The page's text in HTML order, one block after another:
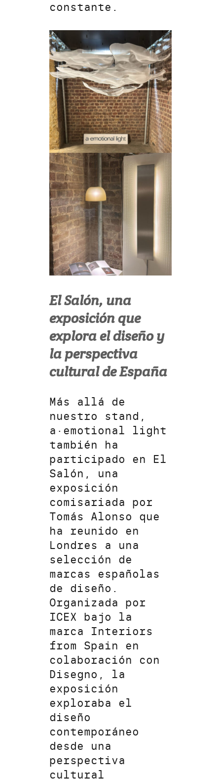
constante.
El Salón, una
exposición que
explora el diseño y
la perspectiva
cultural de España
Más allá de
nuestro stand,
a·emotional light
también ha
participado en El
Salón, una
exposición
comisariada por
Tomás Alonso que
ha reunido en
Londres a una
selección de
marcas españolas
de diseño.
Organizada por
ICEX bajo la
marca Interiors
from Spain en
colaboración con
Disegno, la
exposición
exploraba el
diseño
contemporáneo
desde una
perspectiva
cultural